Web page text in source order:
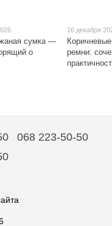
сумка —
о
16 декабря
ремни:
068 223-50-50